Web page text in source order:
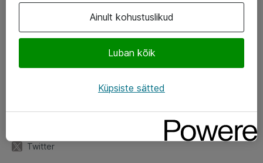
Twitter
Ainult kohustuslikud
Luban kõik
Küpsiste sätted